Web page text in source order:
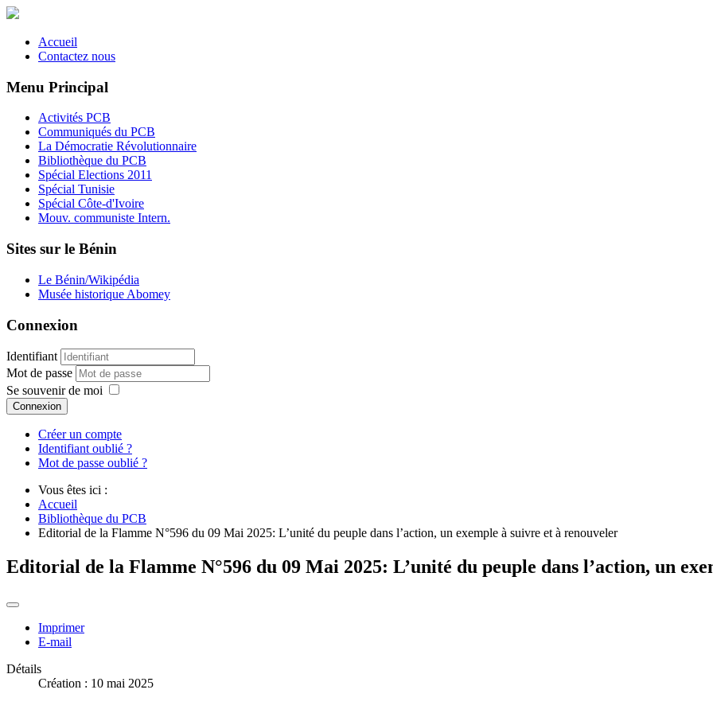
Accueil
Contactez nous
Menu Principal
Activités PCB
Communiqués du PCB
La Démocratie Révolutionnaire
Bibliothèque du PCB
Spécial Elections 2011
Spécial Tunisie
Spécial Côte-d'Ivoire
Mouv. communiste Intern.
Sites sur le Bénin
Le Bénin/Wikipédia
Musée historique Abomey
Connexion
Identifiant
Mot de passe
Se souvenir de moi
Connexion
Créer un compte
Identifiant oublié ?
Mot de passe oublié ?
Vous êtes ici :
Accueil
Bibliothèque du PCB
Editorial de la Flamme N°596 du 09 Mai 2025: L’unité du peuple dans l’action, un exemple à suivre et à renouveler
Editorial de la Flamme N°596 du 09 Mai 2025: L’unité du peuple dans l’action, un
Imprimer
E-mail
Détails
Création : 10 mai 2025